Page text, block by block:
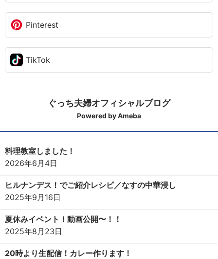
Pinterest
TikTok
ぐっち夫婦オフィシャルブログ
Powered by Ameba
料理教室しました！
2026年6月4日
ヒルナンデス！でご紹介レシピ／なすの中華浸し
2025年9月16日
夏休みイベント！動画公開〜！！
2025年8月23日
20時より生配信！カレー作ります！